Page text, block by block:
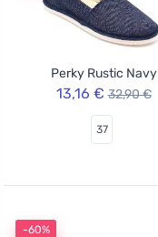
Perky Rustic Navy
13,16 € 32,90 €
37
-60%